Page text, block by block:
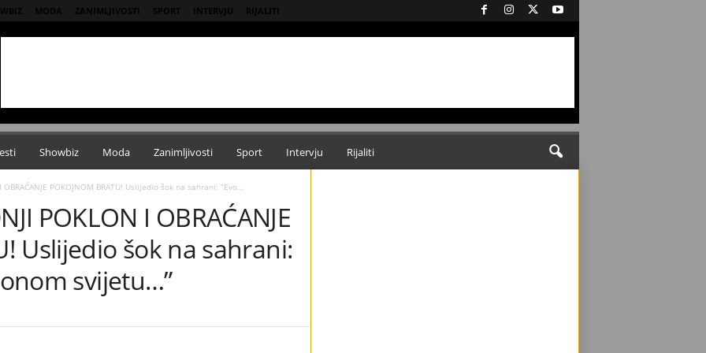
MODA ZANIMLJIVOSTI SPORT INTERVJU RIJALITI
Showbiz Moda Zanimljivosti Sport Intervju Rijaliti
I OBRAĆANJE POKOJNOM BRATU! Uslijedio šok na sahrani: “Evo...
POKLON I OBRAĆANJE
Uslijedio šok na sahrani:
svijetu…”